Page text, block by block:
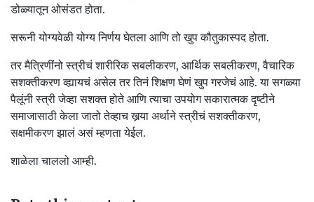
डोळ्यातून ओसंडत होता.
सरूनी योग्यवेळी योग्य निर्णय घेतला आणि तो खुप कौतुकास्पद होता.
तर मैत्रिणींनो स्त्रीचं शारीरिक सबलीकरण, आर्थिक सबलीकरण, वैचारिक
सशक्तीकरण व्ह्यायचं असेल तर तिनं शिक्षण घेणं खुप गरजेचं आहे. या सगळ्या
पैलूंनी स्त्री जेव्हा सशक्त होते आणि त्याचा उपयोग सकारात्मक दृष्टीने
समाजासाठी केला जातो तेव्हाच खर्‍या अर्थाने स्त्रीचं सशक्तीकरण,
सक्षमीकरण झालं असं म्हणता येईल.
शाळेला चाललो आम्ही.